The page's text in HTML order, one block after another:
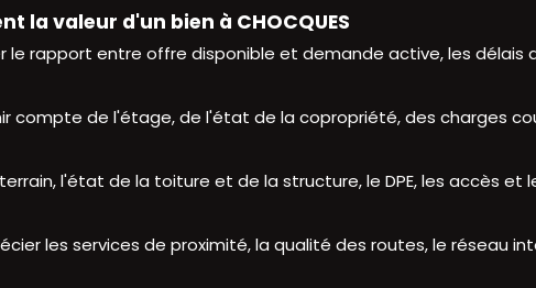
la valeur d'un bien à CHOCQUES
le rapport entre offre disponible et demande active, les délais
compte de l'étage, de l'état de la copropriété, des charges
l'état de la toiture et de la structure, le DPE, les accès et
les services de proximité, la qualité des routes, le réseau